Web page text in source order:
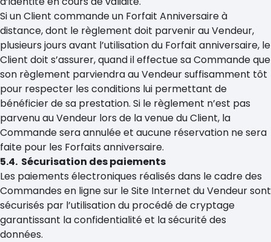
Si un Client commande un Forfait Anniversaire à
distance, dont le règlement doit parvenir au Vendeur,
plusieurs jours avant l’utilisation du Forfait anniversaire, le
Client doit s’assurer, quand il effectue sa Commande que
son règlement parviendra au Vendeur suffisamment tôt
pour respecter les conditions lui permettant de
bénéficier de sa prestation. Si le règlement n’est pas
parvenu au Vendeur lors de la venue du Client, la
Commande sera annulée et aucune réservation ne sera
faite pour les Forfaits anniversaire.
5.4. Sécurisation des paiements
Les paiements électroniques réalisés dans le cadre des
Commandes en ligne sur le Site Internet du Vendeur sont
sécurisés par l’utilisation du procédé de cryptage
garantissant la confidentialité et la sécurité des
données.